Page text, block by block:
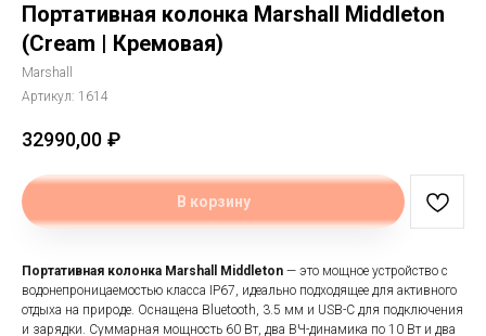
Портативная колонка Marshall Middleton
(Cream | Кремовая)
Marshall
Артикул: 1614
32990,00 ₽
В корзину
Портативная колонка Marshall Middleton — это мощное устройство с
водонепроницаемостью класса IP67, идеально подходящее для активного
отдыха на природе. Оснащена Bluetooth, 3.5 мм и USB-C для подключения
и зарядки. Суммарная мощность 60 Вт, два ВЧ-динамика по 10 Вт и два